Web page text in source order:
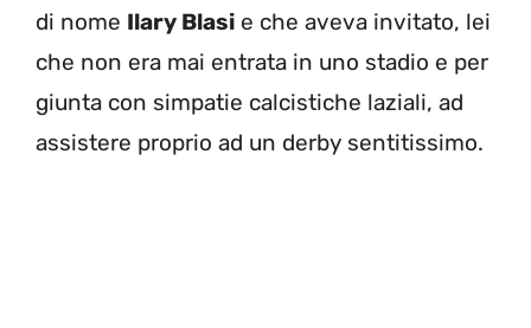
di nome Ilary Blasi e che aveva invitato, lei
che non era mai entrata in uno stadio e per
giunta con simpatie calcistiche laziali, ad
assistere proprio ad un derby sentitissimo.